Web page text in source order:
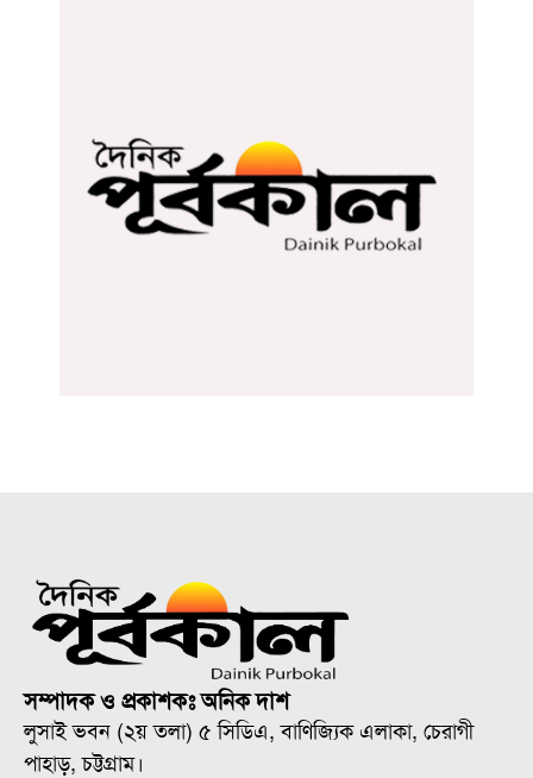
সম্পাদক ও প্রকাশকঃ অনিক দাশ
লুসাই ভবন (২য় তলা) ৫ সিডিএ, বাণিজ্যিক এলাকা, চেরাগী
পাহাড়, চট্টগ্রাম।